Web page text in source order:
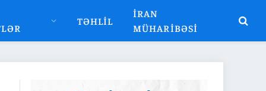
TƏHLIL
İRAN
MÜHARIBƏSI